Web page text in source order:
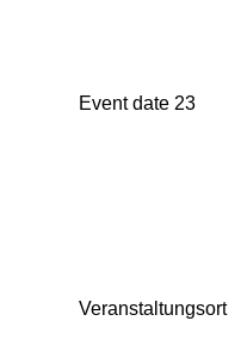
Event date 23
Veranstaltungsort